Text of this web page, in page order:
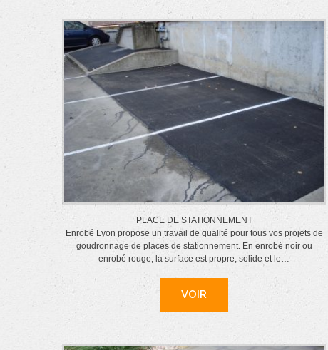
PLACE DE STATIONNEMENT
Enrobé Lyon propose un travail de qualité pour tous vos projets de
goudronnage de places de stationnement. En enrobé noir ou
enrobé rouge, la surface est propre, solide et le…
VOIR